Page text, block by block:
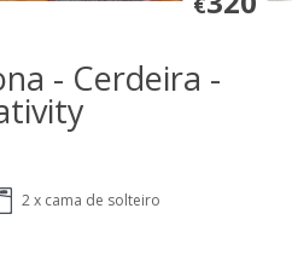
- Cerdeira -
2 x cama de solteiro